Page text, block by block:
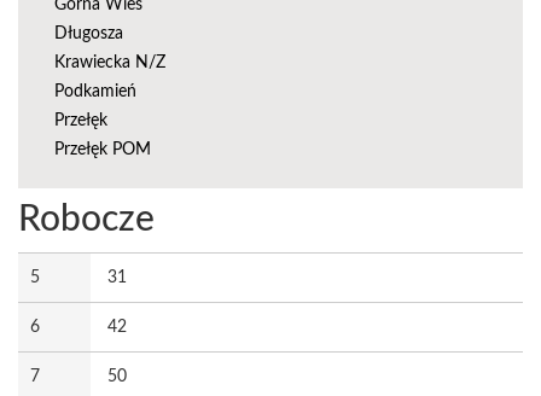
Górna Wieś
Długosza
Krawiecka N/Z
Podkamień
Przełęk
Przełęk POM
Robocze
5 31
6 42
7 50